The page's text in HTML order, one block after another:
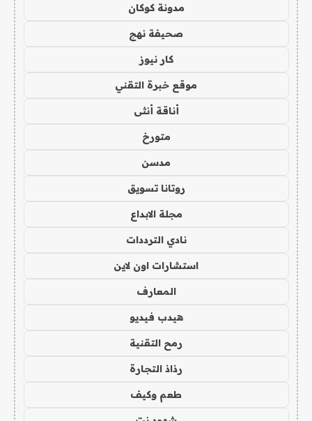
مدونة كوكان
صحيفة نهج
كار نيوز
موقع خبرة التقني
أناقة أنثى
متورخ
مدسن
روتانا تسويق
مجلة الابداع
نادي الترددات
استشارات اون لاين
المعارف
هيدب فيديو
رمح التقنية
رذاذ التجارة
طعم وكيف